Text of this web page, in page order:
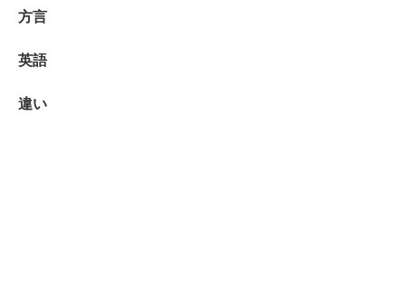
方言
英語
違い